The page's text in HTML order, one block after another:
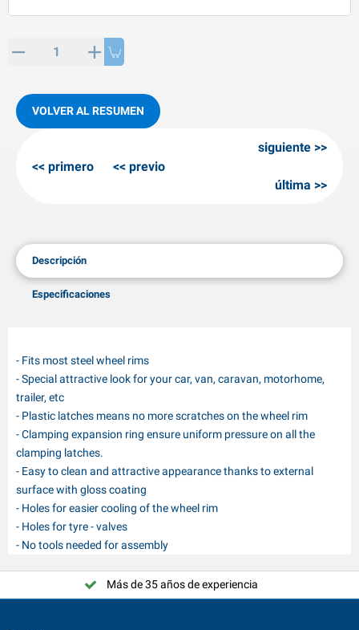
de SPP
AL-KO
para invierno
invernales
VOLVER AL RESUMEN
primero previo
siguiente
última
Descripción
Especificaciones
- Fits most steel wheel rims
- Special attractive look for your car, van, caravan, motorhome,
trailer, etc
- Plastic latches means no more scratches on the wheel rim
- Clamping expansion ring ensure uniform pressure on all the
clamping latches.
- Easy to clean and attractive appearance thanks to external
surface with gloss coating
- Holes for easier cooling of the wheel rim
- Holes for tyre - valves
- No tools needed for assembly
Más de 35 años de experiencia